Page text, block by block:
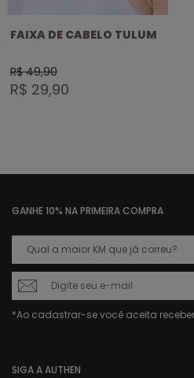
FAIXA DE CABELO TULUM
R$ 49,90
R$ 29,90
GANHE 10% NA PRIMEIRA COMPRA
SIGA A AUTHEN